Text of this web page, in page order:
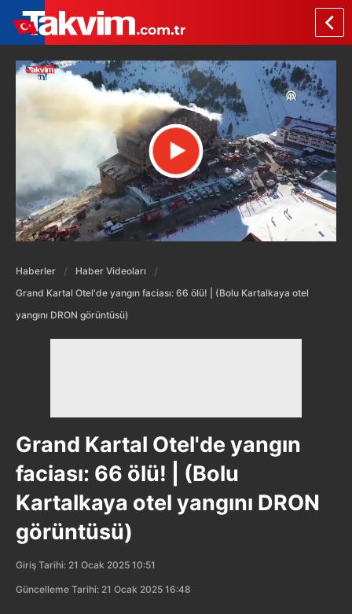
Haberler
Haber Videoları
Grand Kartal Otel'de yangın faciası: 66 ölü! | (Bolu Kartalkaya otel
yangını DRON görüntüsü)
Grand Kartal Otel'de yangın
faciası: 66 ölü! | (Bolu
Kartalkaya otel yangını DRON
görüntüsü)
Giriş Tarihi: 21 Ocak 2025 10:51
Güncelleme Tarihi: 21 Ocak 2025 16:48